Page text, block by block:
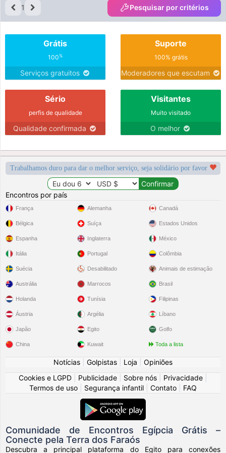
1 Pesquisar por critérios
Grátis
100%
Serviços gratuitos
Suporte
100% grátis
Moderadores que escutam
Sério
perfis de qualidade
Qualidade confirmada
Visitantes
Muito visitado
O melhor
Trabalhamos duro para dar o melhor serviço, seja solidário por favor
Encontros por país
França
Bélgica
Espanha
Itália
Suécia
Alemanha
Suíça
Inglaterra
Portugal
Desabilitado
Canadá
Estados Unidos
México
Colômbia
Animais de estimação
Austrália
Holanda
Áustria
Japão
China
Marrocos
Tunísia
Argélia
Egito
Kuwait
Brasil
Filipinas
Líbano
Golfo
Toda a lista
Notícias Golpistas Loja
Opiniões
Cookies e LGPD
Publicidade Sobre nós Privacidade
Termos de uso
Segurança infantil Contato FAQ
Comunidade de Encontros Egípcia Grátis –
Conecte pela Terra dos Faraós
Descubra a principal plataforma do Egito para conexões